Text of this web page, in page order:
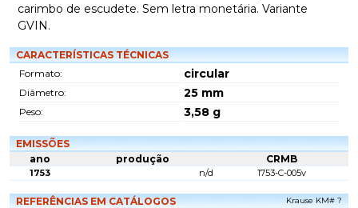
carimbo de escudete. Sem letra monetária. Variante
GVIN.
CARACTERÍSTICAS TÉCNICAS
Formato:
circular
Diâmetro: 25 mm
Peso: 3,58 g
EMISSÕES
ano
produção CRMB
1753 n/d 1753-C-005v
REFERÊNCIAS EM CATÁLOGOS Krause KM# ?